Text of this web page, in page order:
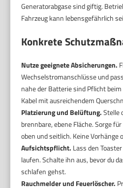
Generatorabgase sind giftig.
Fahrzeug kann lebensgefährlich
Konkrete
Nutze geeignete Absicherungen.
Wechselstromanschlüsse und
nahe der Batterie sind Pflicht
Kabel mit ausreichendem
Platzierung und Belüftung.Stelle
brennbare, ebene Fläche. Sorge
oben und seitlich. Keine Vorhänge
Aufsichtspflicht. Lass den
laufen. Schalte ihn aus, bevor du
schlafen gehst.
Rauchmelder und Feuerlöscher.